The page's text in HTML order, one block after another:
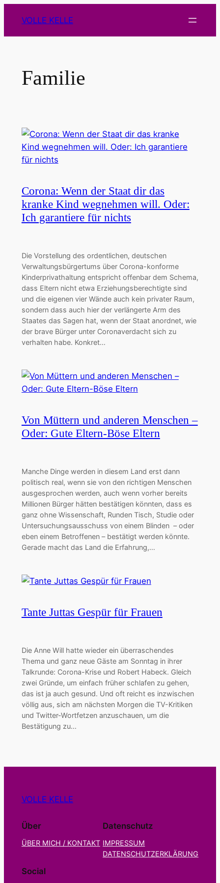
Inhalt
springen
VOLLE KELLE
Familie
Corona: Wenn der Staat dir das
kranke Kind wegnehmen will. Oder:
Ich garantiere für nichts
Die Vorstellung des ordentlichen, deutschen
Verwaltungsbürgertums über Corona-konforme
Kinderprivathaltung entspricht offenbar dem Schema,
dass Eltern nicht etwa Erziehungsberechtigte sind
und die eigenen vier Wände auch kein privater Raum,
sondern dass auch hier der verlängerte Arm des
Staates das Sagen hat, wenn der Staat anordnet, wie
der brave Bürger unter Coronaverdacht sich zu
verhalten habe. Konkret…
Von Müttern und anderen Menschen –
Oder: Gute Eltern-Böse Eltern
Manche Dinge werden in diesem Land erst dann
politisch real, wenn sie von den richtigen Menschen
ausgesprochen werden, auch wenn vorher bereits
Millionen Bürger hätten bestätigen könnten, dass es
ganz ohne Wissenschaft, Runden Tisch, Studie oder
Untersuchungsausschuss von einem Blinden – oder
eben einem Betroffenen – bestätigt werden könnte.
Gerade macht das Land die Erfahrung,…
Tante Juttas Gespür für Frauen
Die Anne Will hatte wieder ein überraschendes
Thema und ganz neue Gäste am Sonntag in ihrer
Talkrunde: Corona-Krise und Robert Habeck. Gleich
zwei Gründe, um einfach früher schlafen zu gehen,
das ist ja auch gesund. Und oft reicht es inzwischen
völlig aus, sich am nächsten Morgen die TV-Kritiken
und Twitter-Wortfetzen anzuschauen, um die
Bestätigung zu…
VOLLE KELLE
Über
ÜBER MICH / KONTAKT
Datenschutz
IMPRESSUM
DATENSCHUTZERKLÄRUNG
Social